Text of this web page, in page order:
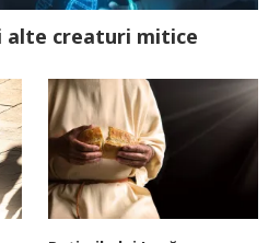
alte creaturi mitice